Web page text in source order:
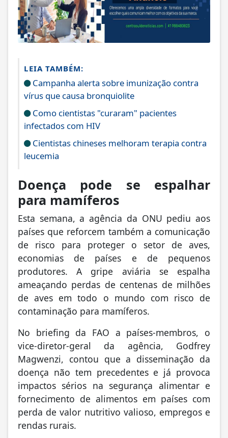
LEIA TAMBÉM:
Campanha alerta sobre imunização contra
vírus que causa bronquiolite
Como cientistas "curaram" pacientes
infectados com HIV
Cientistas chineses melhoram terapia contra
leucemia
Doença pode se espalhar
para mamíferos
Esta semana, a agência da ONU pediu aos
países que reforcem também a comunicação
de risco para proteger o setor de aves,
economias de países e de pequenos
produtores. A gripe aviária se espalha
ameaçando perdas de centenas de milhões
de aves em todo o mundo com risco de
contaminação para mamíferos.
No briefing da FAO a países-membros, o
vice-diretor-geral da agência, Godfrey
Magwenzi, contou que a disseminação da
doença não tem precedentes e já provoca
impactos sérios na segurança alimentar e
fornecimento de alimentos em países com
perda de valor nutritivo valioso, empregos e
rendas rurais.